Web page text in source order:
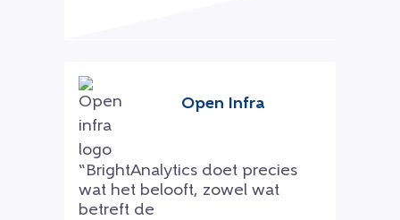
Open Infra
“BrightAnalytics doet precies
wat het belooft, zowel wat
betreft de